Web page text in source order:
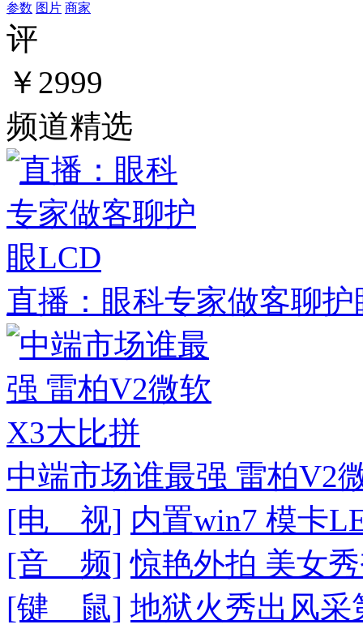
参数 图片 商家
评
￥2999
频道精选
直播：眼科专家做客聊护
中端市场谁最强 雷柏V2
[电 视] 内置win7 模卡
[音 频] 惊艳外拍 美女
[键 鼠] 地狱火秀出风